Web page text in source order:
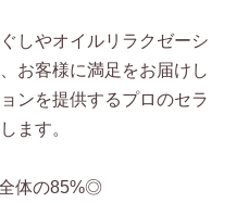
しやオイルリラクゼーシ
お客様に満足をお届けし
ンを提供するプロのセラ
ます。
体の85%◎